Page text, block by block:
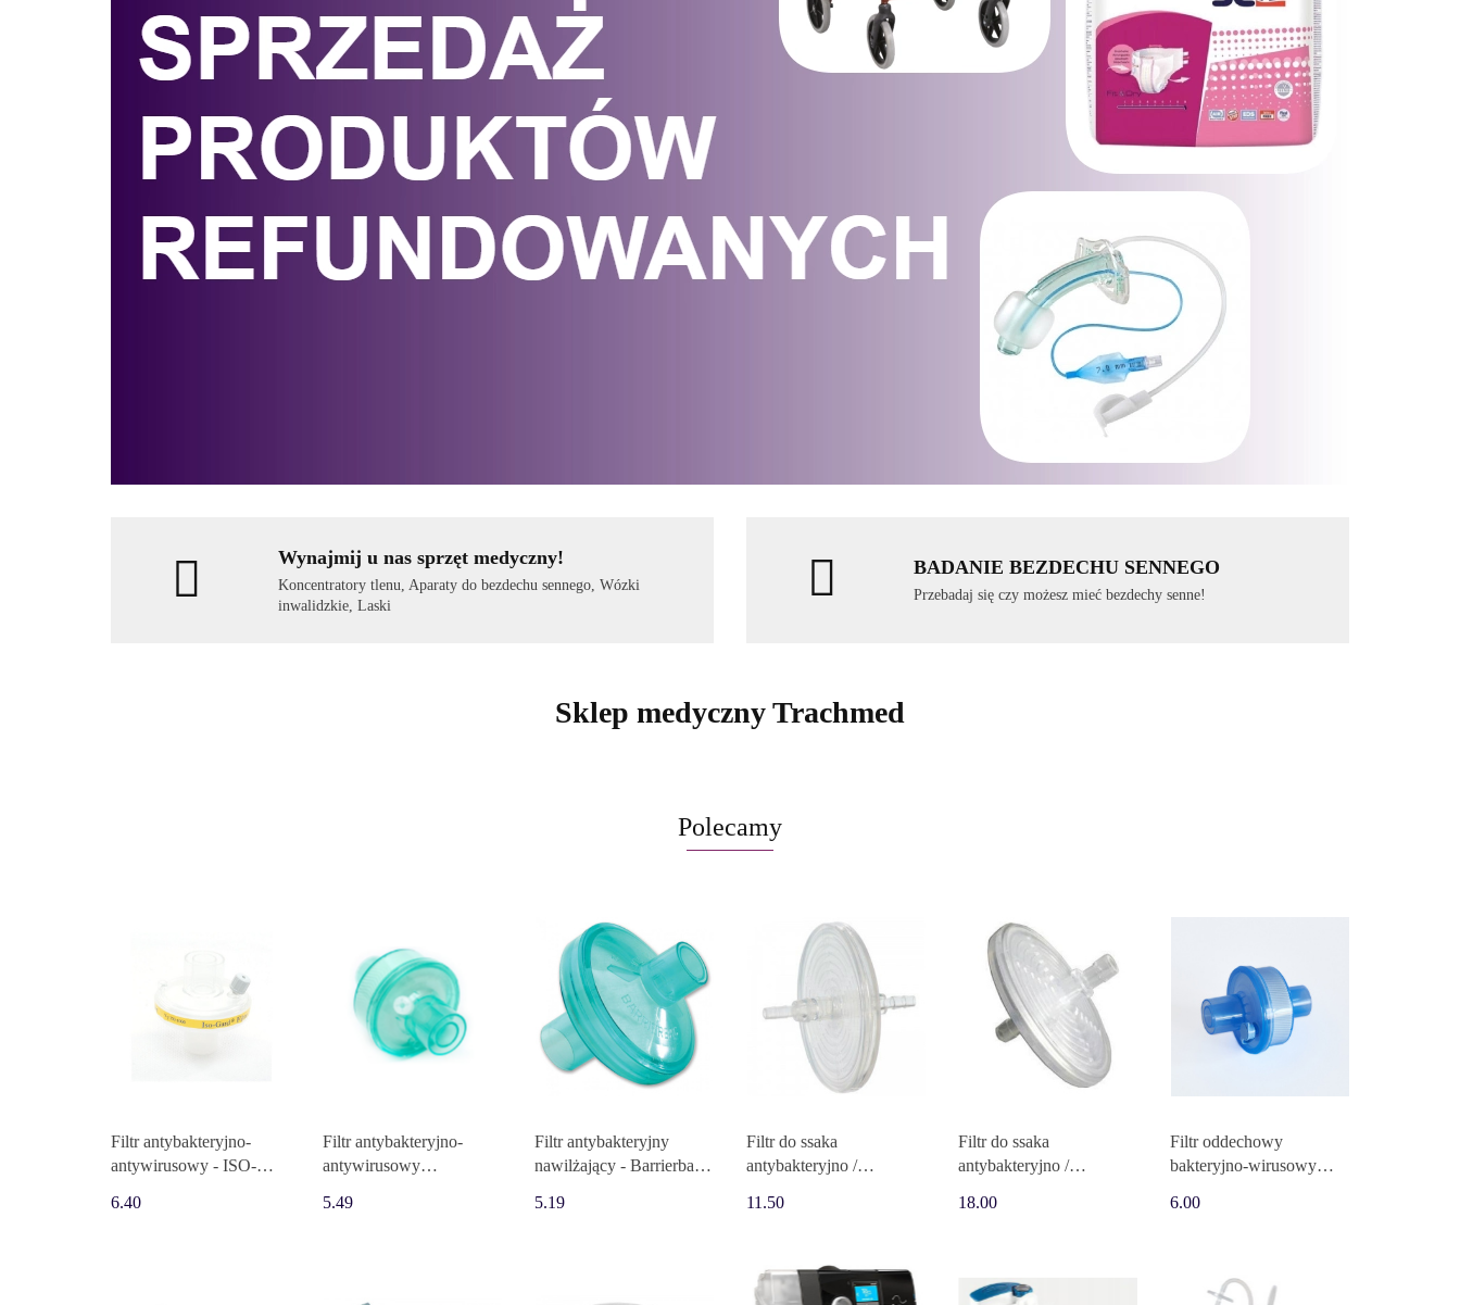
Wynajmij u nas sprzęt medyczny!
Koncentratory tlenu, Aparaty do bezdechu sennego, Wózki
inwalidzkie, Laski
BADANIE BEZDECHU SENNEGO
Przebadaj się czy możesz mieć bezdechy senne!
Sklep medyczny Trachmed
Polecamy
Filtr antybakteryjno-
antywirusowy - ISO-
6.40
Filtr antybakteryjno-
antywirusowy
5.49
Filtr antybakteryjny
nawilżający - Barrierbac
5.19
Filtr do ssaka
antybakteryjno /
RMDR-035
11.50
Filtr do ssaka
antybakteryjno /
18.00
Filtr oddechowy
bakteryjno-wirusowy
6.00